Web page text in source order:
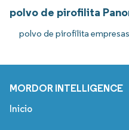
polvo de pirofilita
polvo de pirofilita empresas
MORDOR INTELLIGENCE
Inicio